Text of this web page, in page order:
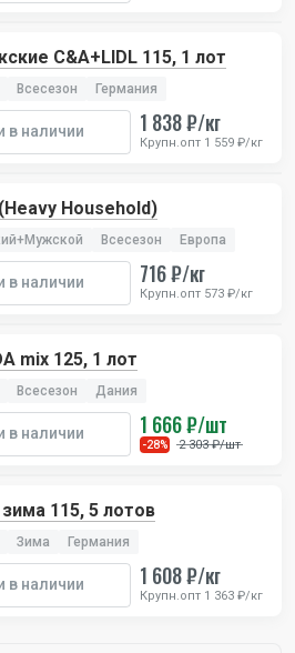
C&A+LIDL 115, 1 лот
Всесезон Германия
в наличии 1 838 ₽/кг
Крупн.опт 1 559 ₽/кг
Household)
Всесезон Европа
в наличии 716 ₽/кг
Крупн.опт 573 ₽/кг
mix 125, 1 лот
Всесезон Дания
в наличии 1 666 ₽/шт
-28% 2 303 ₽/шт
115, 5 лотов
Зима Германия
в наличии 1 608 ₽/кг
Крупн.опт 1 363 ₽/кг